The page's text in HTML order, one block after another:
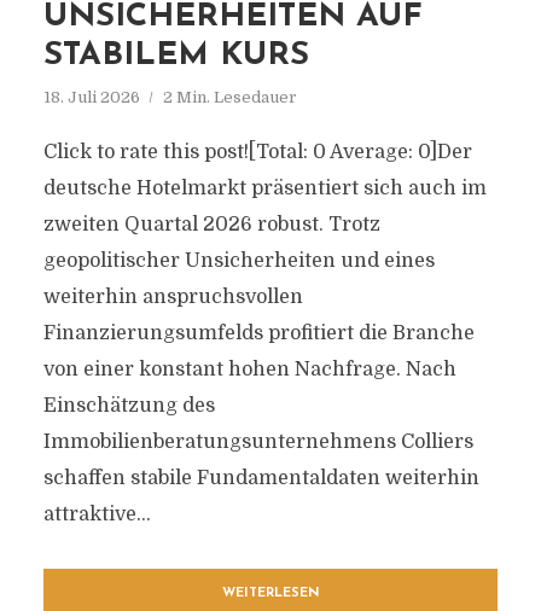
UNSICHERHEITEN AUF
STABILEM KURS
18. Juli 2026 2 Min. Lesedauer
Click to rate this post![Total: 0 Average: 0]Der
deutsche Hotelmarkt präsentiert sich auch im
zweiten Quartal 2026 robust. Trotz
geopolitischer Unsicherheiten und eines
weiterhin anspruchsvollen
Finanzierungsumfelds profitiert die Branche
von einer konstant hohen Nachfrage. Nach
Einschätzung des
Immobilienberatungsunternehmens Colliers
schaffen stabile Fundamentaldaten weiterhin
attraktive...
WEITERLESEN